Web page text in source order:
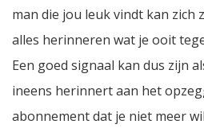
man die jou leuk vindt kan zich
alles herinneren wat je ooit
Een goed signaal kan dus zijn
ineens herinnert aan het
abonnement dat je niet meer